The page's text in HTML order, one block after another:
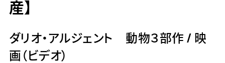
産】
ダリオ・アルジェント 動物３部作 / 映
画（ビデオ）